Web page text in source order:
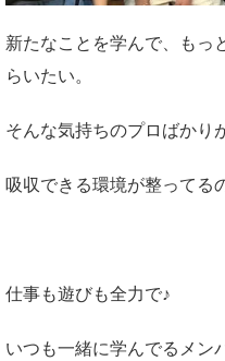
新たなことを学んで、もっ
らいたい。
そんな気持ちのプロばかり
吸収できる環境が整ってる
仕事も遊びも全力で♪
いつも一緒に学んでるメン